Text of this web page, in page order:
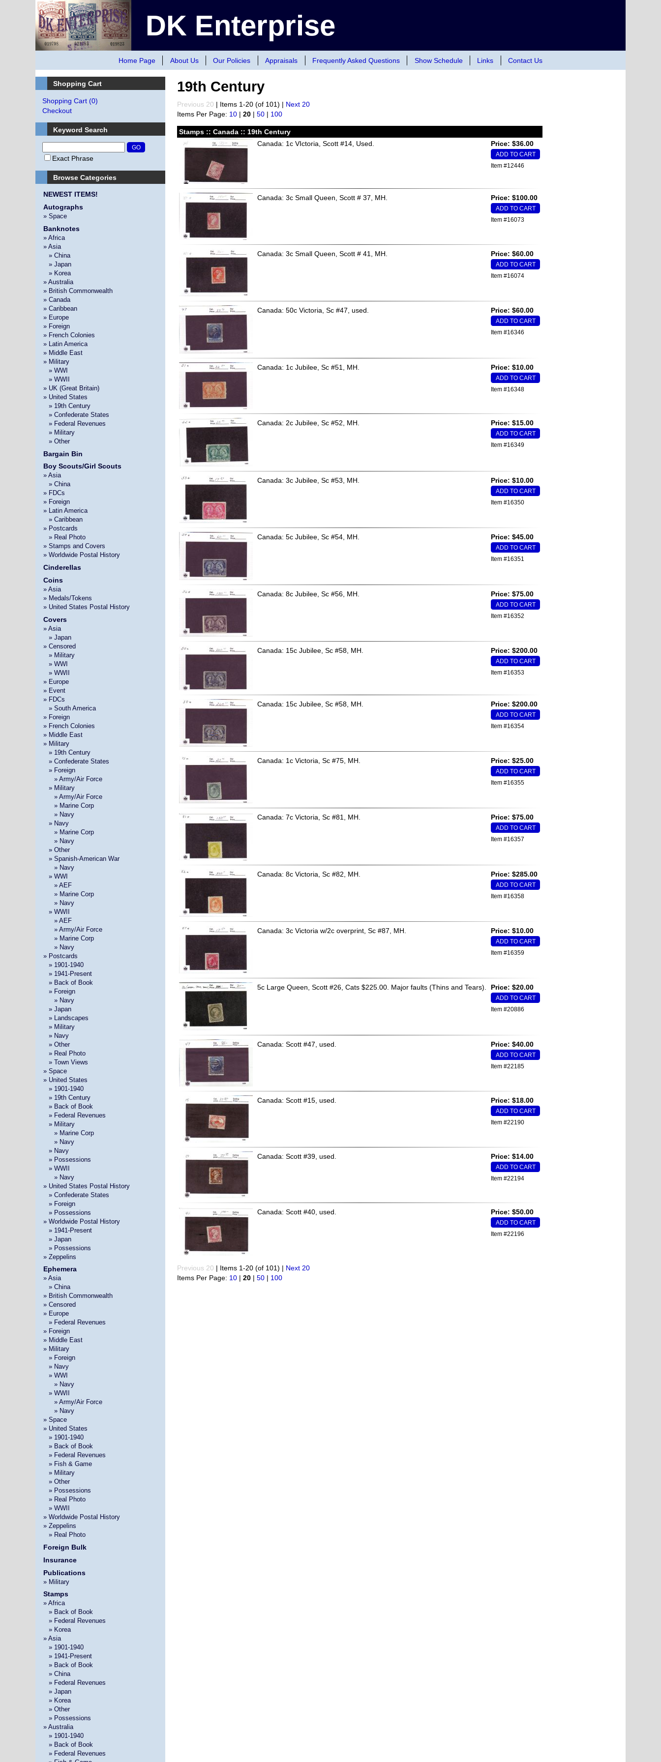
DK Enterprise
Home Page About Us Our Policies Appraisals Frequently Asked Questions Show Schedule Links Contact Us
Shopping Cart
Shopping Cart(0)
Checkout
Keyword Search
Exact Phrase
Browse Categories
NEWEST ITEMS!
Autographs
» Space
Banknotes
» Africa
» Asia
» China
» Japan
» Korea
» Australia
» British Commonwealth
» Canada
» Caribbean
» Europe
» Foreign
» French Colonies
» Latin America
» Middle East
» Military
» WWI
» WWII
» UK (Great Britain)
» United States
» 19th Century
» Confederate States
» Federal Revenues
» Military
» Other
Bargain Bin
Boy Scouts/Girl Scouts
» Asia
» China
» FDCs
» Foreign
» Latin America
» Caribbean
» Postcards
» Real Photo
» Stamps and Covers
» Worldwide Postal History
Cinderellas
Coins
» Asia
» Medals/Tokens
» United States Postal History
Covers
» Asia
» Japan
» Censored
» Military
» WWI
» WWII
» Europe
» Event
» FDCs
» South America
» Foreign
» French Colonies
» Middle East
» Military
» 19th Century
» Confederate States
» Foreign
» Army/Air Force
» Military
» Army/Air Force
» Marine Corp
» Navy
» Navy
» Marine Corp
» Navy
» Other
» Spanish-American War
» Navy
» WWI
» AEF
» Marine Corp
» Navy
» WWII
» AEF
» Army/Air Force
» Marine Corp
» Navy
» Postcards
» 1901-1940
» 1941-Present
» Back of Book
» Foreign
» Navy
» Japan
» Landscapes
» Military
» Navy
» Other
» Real Photo
» Town Views
» Space
» United States
» 1901-1940
» 19th Century
» Back of Book
» Federal Revenues
» Military
» Marine Corp
» Navy
» Navy
» Possessions
» WWII
» Navy
» United States Postal History
» Confederate States
» Foreign
» Possessions
» Worldwide Postal History
» 1941-Present
» Japan
» Possessions
» Zeppelins
Ephemera
» Asia
» China
» British Commonwealth
» Censored
» Europe
» Federal Revenues
» Foreign
» Middle East
» Military
» Foreign
» Navy
» WWI
» Navy
» WWII
» Army/Air Force
» Navy
» Space
» United States
» 1901-1940
» Back of Book
» Federal Revenues
» Fish & Game
» Military
» Other
» Possessions
» Real Photo
» WWII
» Worldwide Postal History
» Zeppelins
» Real Photo
Foreign Bulk
Insurance
Publications
» Military
Stamps
» Africa
» Back of Book
» Federal Revenues
» Korea
» Asia
» 1901-1940
» 1941-Present
» Back of Book
» China
» Federal Revenues
» Japan
» Korea
» Other
» Possessions
» Australia
» 1901-1940
» Back of Book
» Federal Revenues
19th Century
Previous 20 | Items 1-20 (of 101) | Next 20
Items Per Page: 10 | 20 | 50 | 100
Stamps :: Canada :: 19th Century
Canada: 1c VIctoria, Scott #14, Used.
Price: $36.00
Item #12446
Canada: 3c Small Queen, Scott # 37, MH. Price: $100.00
Item #16073
Canada: 3c Small Queen, Scott # 41, MH. Price: $60.00
Item #16074
Canada: 50c Victoria, Sc #47, used. Price: $60.00
Item #16346
Canada: 1c Jubilee, Sc #51, MH. Price: $10.00
Item #16348
Canada: 2c Jubilee, Sc #52, MH. Price: $15.00
Item #16349
Canada: 3c Jubilee, Sc #53, MH. Price: $10.00
Item #16350
Canada: 5c Jubilee, Sc #54, MH. Price: $45.00
Item #16351
Canada: 8c Jubilee, Sc #56, MH. Price: $75.00
Item #16352
Canada: 15c Jubilee, Sc #58, MH. Price: $200.00
Item #16353
Canada: 15c Jubilee, Sc #58, MH. Price: $200.00
Item #16354
Canada: 1c Victoria, Sc #75, MH. Price: $25.00
Item #16355
Canada: 7c Victoria, Sc #81, MH. Price: $75.00
Item #16357
Canada: 8c Victoria, Sc #82, MH. Price: $285.00
Item #16358
Canada: 3c Victoria w/2c overprint, Sc #87, MH. Price: $10.00
Item #16359
5c Large Queen, Scott #26, Cats $225.00. Major faults (Thins and Tears). Price: $20.00
Item #20886
Canada: Scott #47, used. Price: $40.00
Item #22185
Canada: Scott #15, used. Price: $18.00
Item #22190
Canada: Scott #39, used. Price: $14.00
Item #22194
Canada: Scott #40, used. Price: $50.00
Item #22196
Previous 20 | Items 1-20 (of 101) | Next 20
Items Per Page: 10 | 20 | 50 | 100